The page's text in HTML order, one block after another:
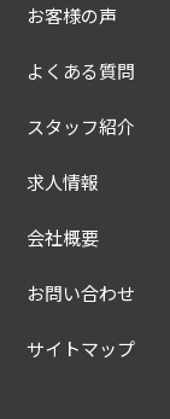
お客様の声
よくある質問
スタッフ紹介
求人情報
会社概要
お問い合わせ
サイトマップ